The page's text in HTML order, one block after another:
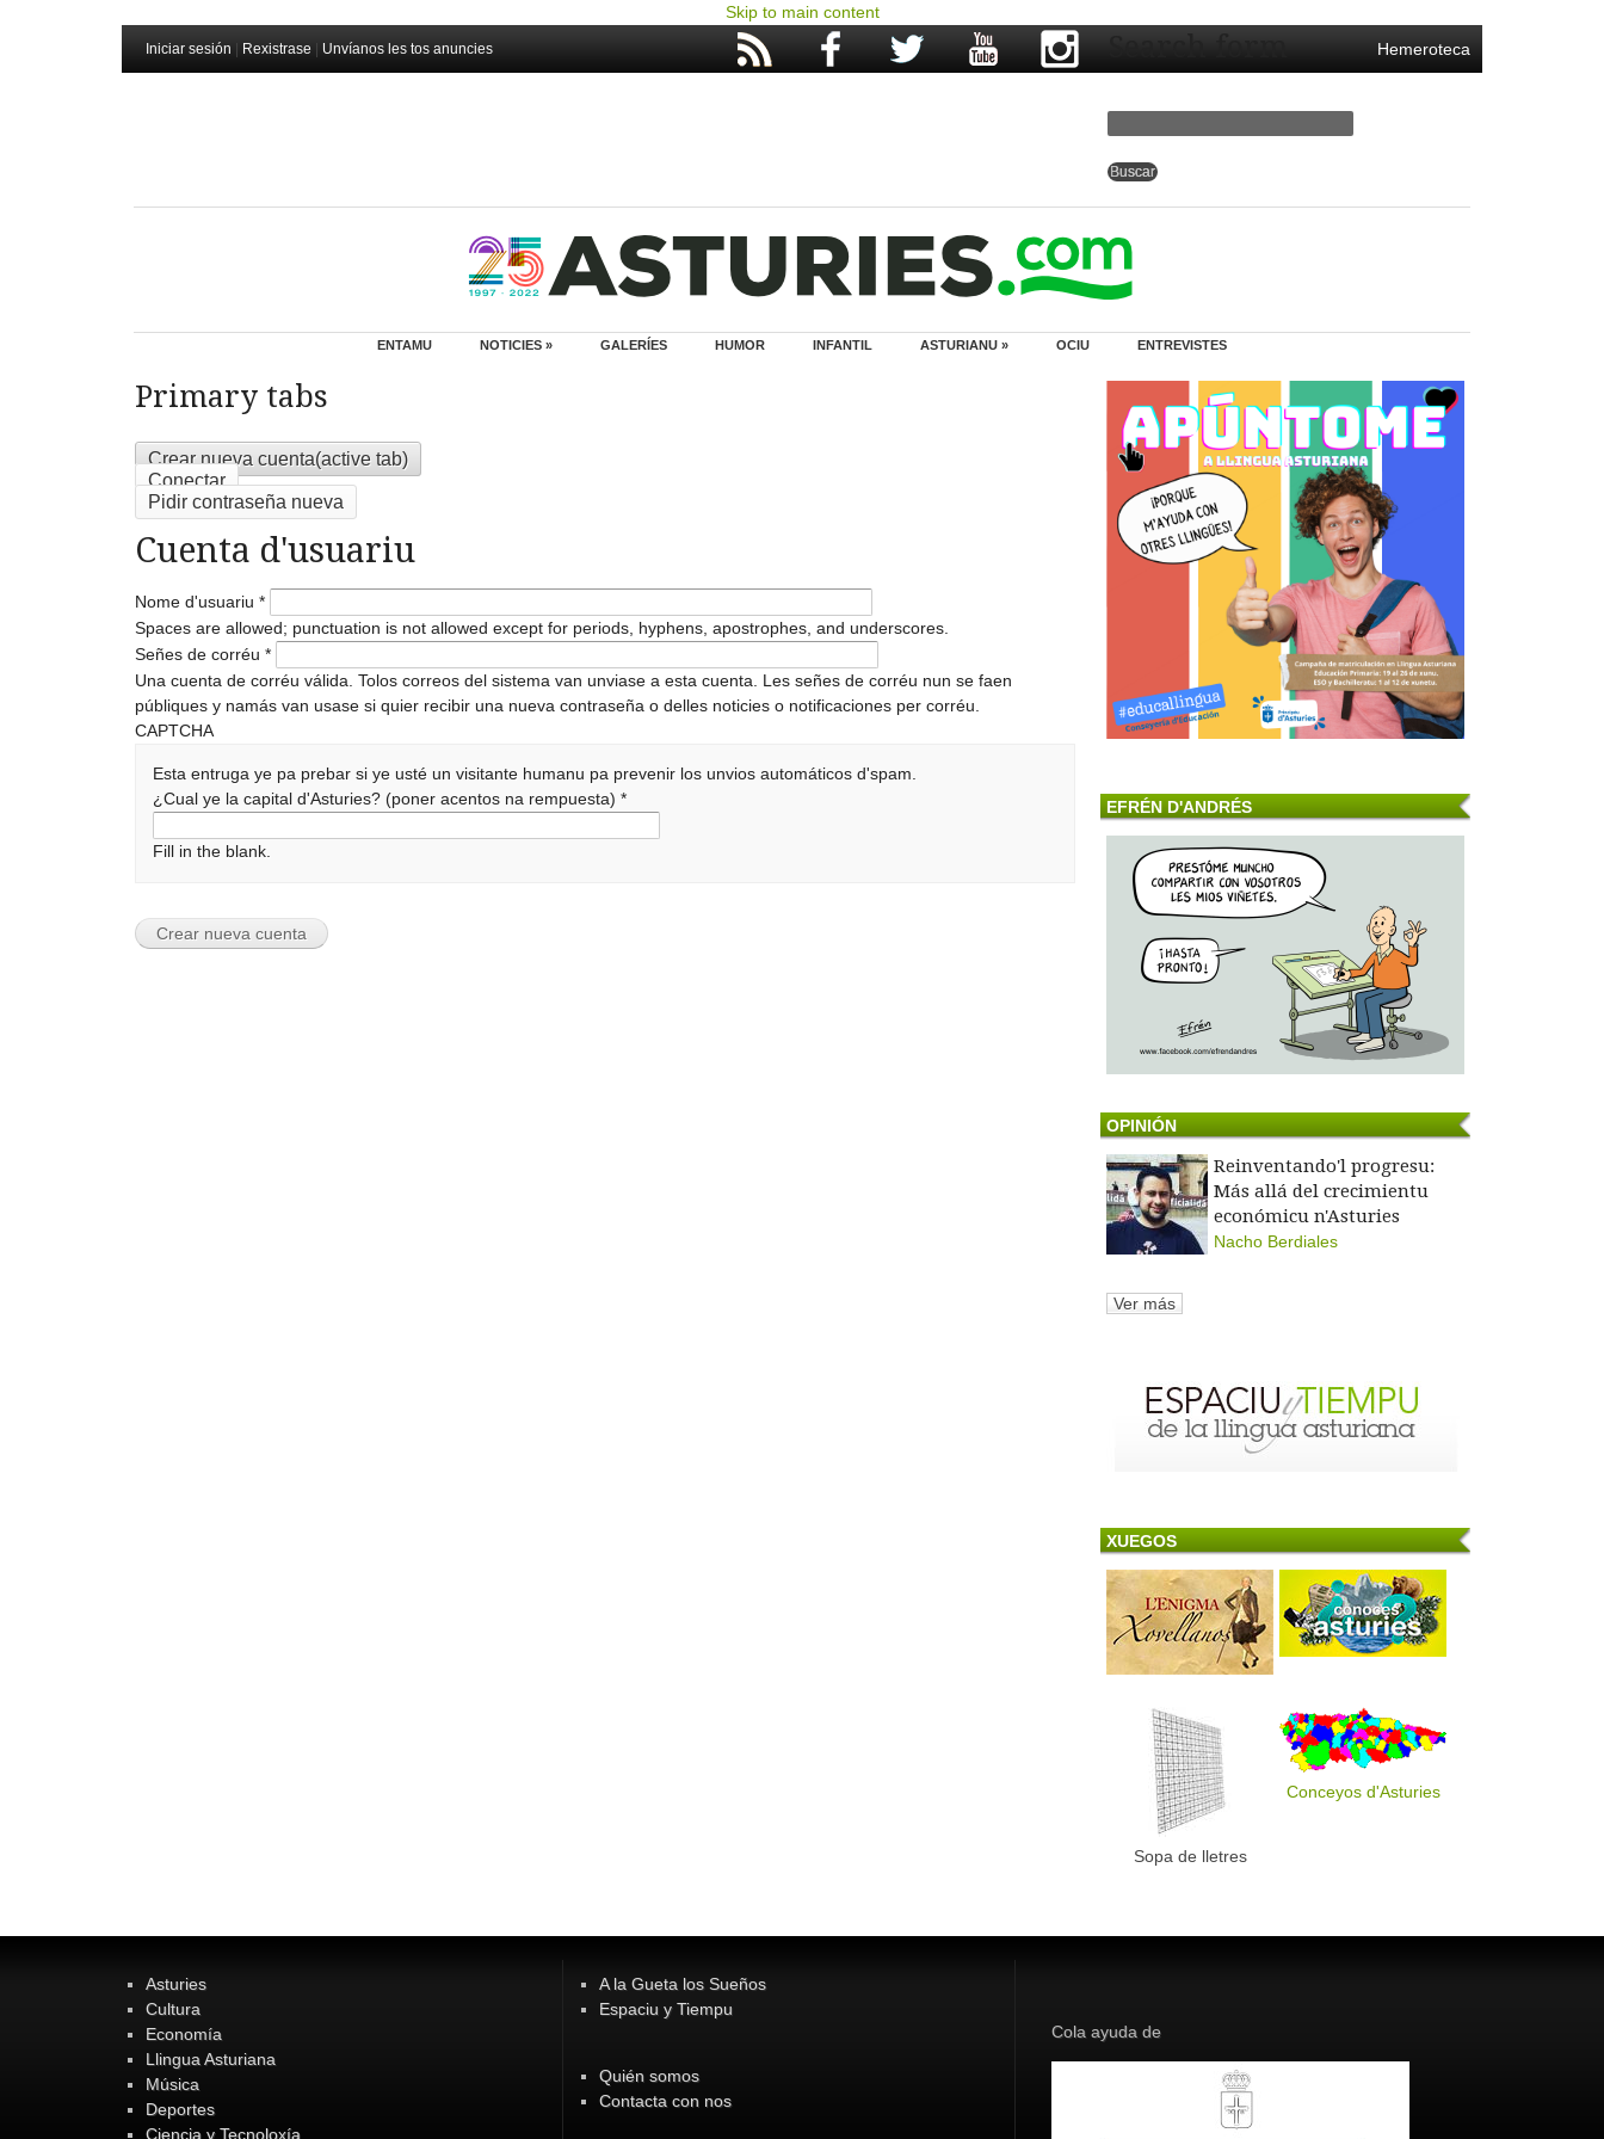
Skip to main content
Iniciar sesión Rexistrase Unvíanos les tos anuncies Hemeroteca
Search form
ENTAMU NOTICIES » GALERÍES HUMOR INFANTIL ASTURIANU » OCIU ENTREVISTES
Primary tabs
Crear nueva cuenta(active tab)
Conectar
Pidir contraseña nueva
Cuenta d'usuariu
Nome d'usuariu *
Spaces are allowed; punctuation is not allowed except for periods, hyphens, apostrophes, and underscores.
Señes de corréu *
Una cuenta de corréu válida. Tolos correos del sistema van unviase a esta cuenta. Les señes de corréu nun se faen
públiques y namás van usase si quier recibir una nueva contraseña o delles noticies o notificaciones per corréu.
CAPTCHA
Esta entruga ye pa prebar si ye usté un visitante humanu pa prevenir los unvios automáticos d'spam.
¿Cual ye la capital d'Asturies? (poner acentos na rempuesta)*
Fill in the blank.
EFRÉN D'ANDRÉS
OPINIÓN
Reinventando'l progresu:
Más allá del crecimientu
económicu n'Asturies
Nacho Berdiales
Ver más
XUEGOS
Sopa de lletres
Conceyos d'Asturies
Asturies
Cultura
Economía
Llingua Asturiana
Música
Deportes
Ciencia y Tecnoloxía
A la Gueta los Sueños
Espaciu y Tiempu
Quién somos
Contacta con nos
Cola ayuda de